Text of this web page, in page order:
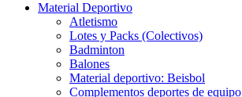
Material Deportivo
Atletismo
Lotes y Packs (Colectivos)
Badminton
Balones
Material deportivo: Beisbol
Complementos deportes de equipo